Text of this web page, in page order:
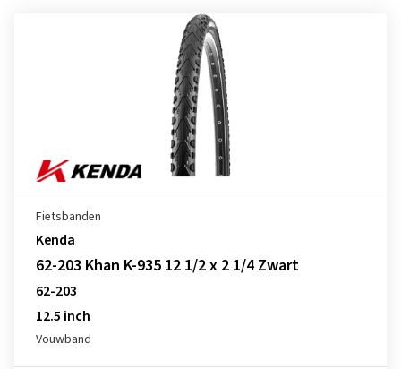
Fietsbanden
Kenda
62-203 Khan K-935 12 1/2 x 2 1/4 Zwart
62-203
12.5 inch
Vouwband